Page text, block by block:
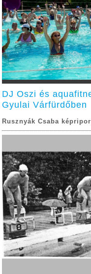
DJ Oszi és
Gyulai Várfürdőben
Rusznyák Csaba